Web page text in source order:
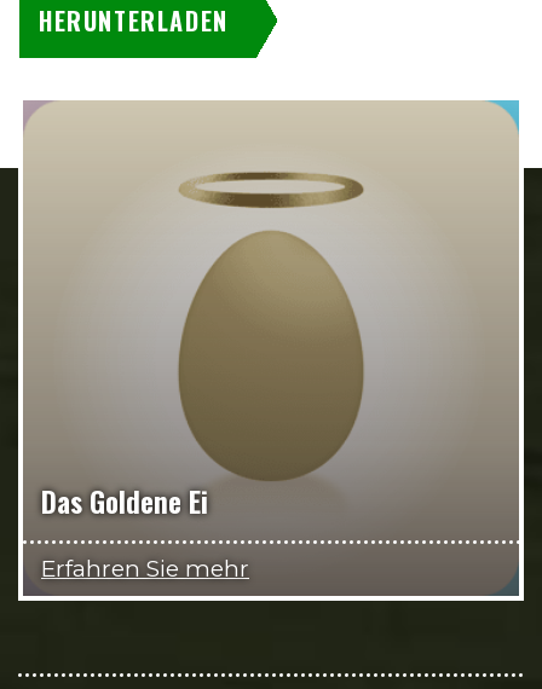
HERUNTERLADEN
Das Goldene Ei
Erfahren Sie mehr